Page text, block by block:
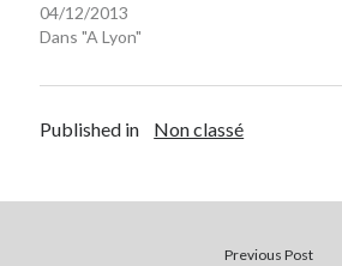
04/12/2013
Dans "A Lyon"
Published in Non classé
Previous Post